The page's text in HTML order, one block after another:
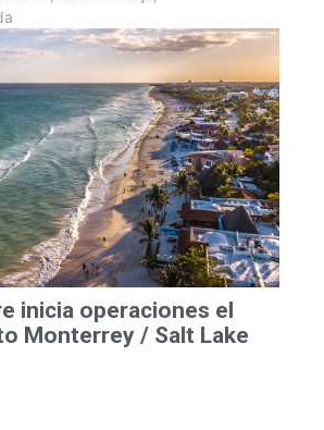
inicia operaciones el
Monterrey / Salt Lake